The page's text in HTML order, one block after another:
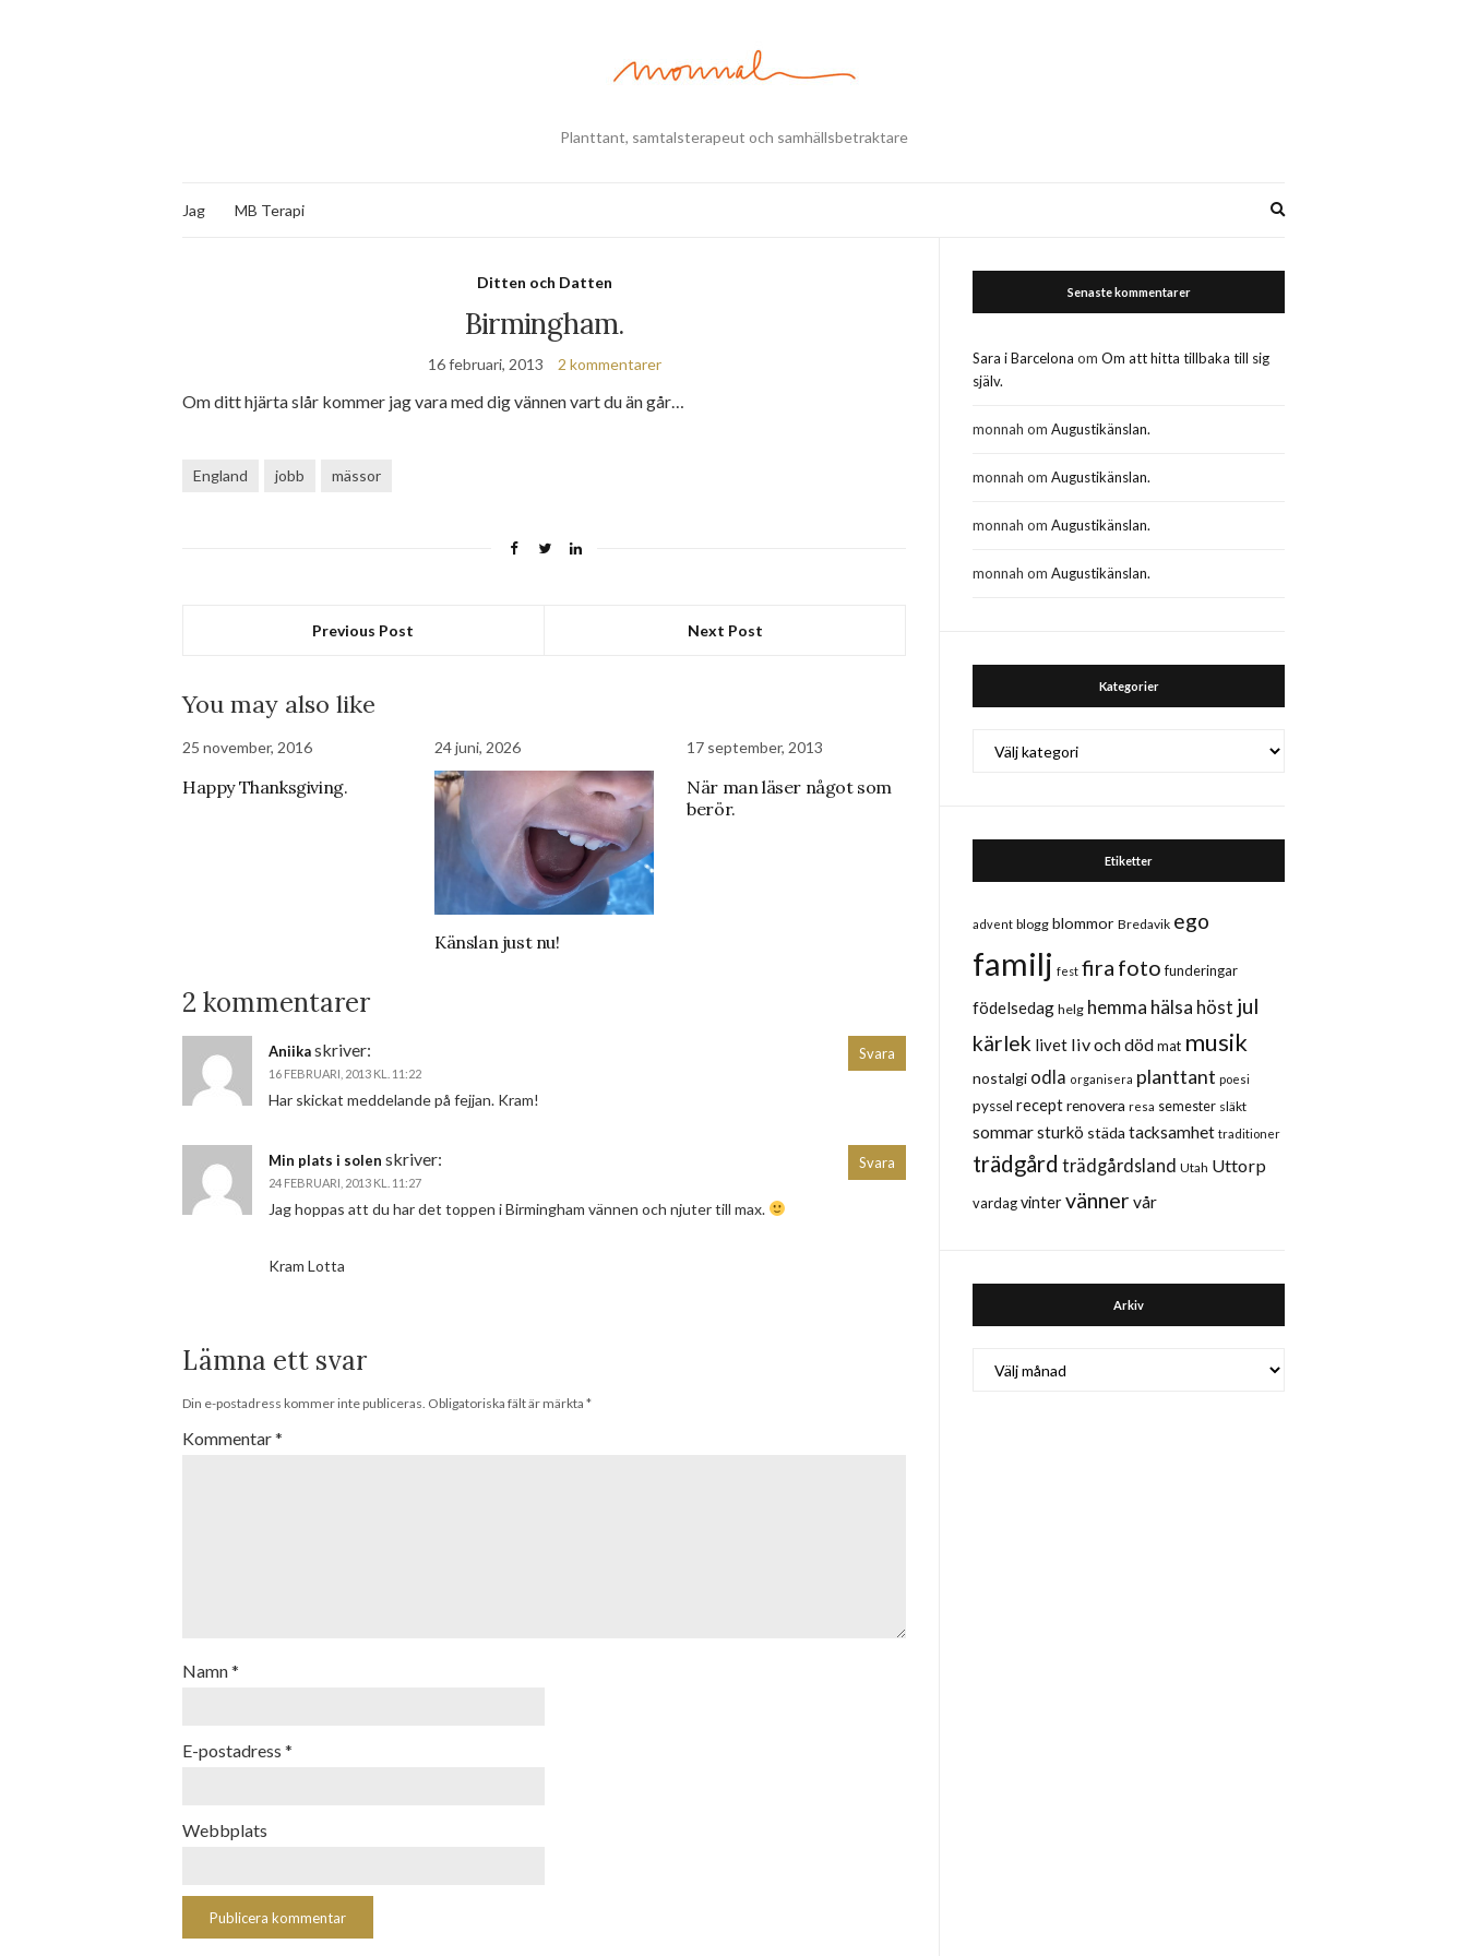
Planttant, samtalsterapeut och samhällsbetraktare
Jag MB Terapi
Ditten och Datten
Birmingham.
16 februari, 2013 2 kommentarer
Om ditt hjärta slår kommer jag vara med dig vännen vart du än går…
England jobb mässor
Previous Post Next Post
You may also like
25 november, 2016
Happy Thanksgiving.
24 juni, 2026
Känslan just nu!
17 september, 2013
När man läser något som
berör.
2 kommentarer
Aniikaskriver:
16 FEBRUARI, 2013 KL. 11:22
Har skickat meddelande på fejjan. Kram!
Svara
Min plats i solen skriver:
24 FEBRUARI, 2013 KL. 11:27
Jag hoppas att du har det toppen i Birmingham vännen och njuter till max.
Kram Lotta
Svara
Lämna ett svar
Din e-postadress kommer inte publiceras. Obligatoriska fält är märkta *
Kommentar*
Namn*
E-postadress *
Webbplats
Senaste kommentarer
Sara i Barcelona omOm att hitta tillbaka till sig
själv.
monnah omAugustikänslan.
monnah omAugustikänslan.
monnah omAugustikänslan.
monnah omAugustikänslan.
Kategorier
Etiketter
advent blogg blommor Bredavik ego
familj fest fira foto funderingar
födelsedag helg hemma hälsa höst jul
kärlek livet liv och död mat musik
nostalgi odla organisera planttant poesi
pyssel receptrenovera resa semester släkt
sommarsturkö städa tacksamhet traditioner
trädgård trädgårdsland Utah Uttorp
vardag vintervänner vår
Arkiv